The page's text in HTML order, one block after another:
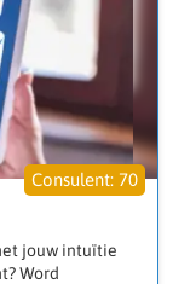
70
jouw intuïtie
Word